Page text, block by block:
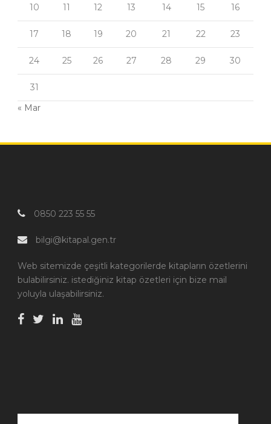
10 11 12 13 14 15 16
17 18 19 20 21 22 23
24 25 26 27 28 29 30
31
« Mar
0850 223 55 55
bilgi@kitapal.gen.tr
Web sitemizde çeşitli kategorilerde kitapların özetlerini
bulabilirsiniz. istediğiniz kitap özetleri için bize mail
yoluyla ulaşabilirsiniz.